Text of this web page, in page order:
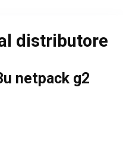
distributore
netpack g2